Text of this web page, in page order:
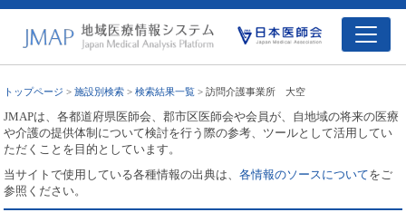
トップページ >施設別検索 >検索結果一覧 > 訪問介護事業所 大空
JMAPは、各都道府県医師会、郡市区医師会や会員が、自地域の将来の医療
や介護の提供体制について検討を行う際の参考、ツールとして活用してい
ただくことを目的としています。
当サイトで使用している各種情報の出典は、各情報のソースについてをご
参照ください。